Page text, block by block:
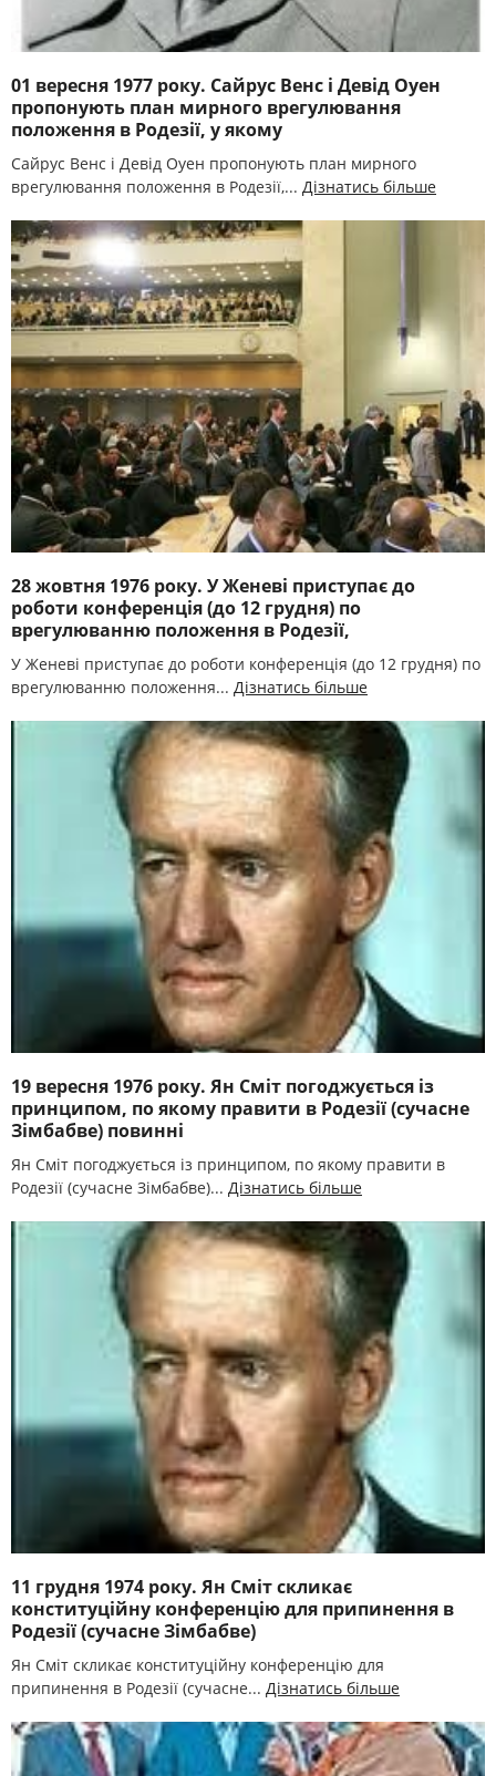
01 вересня 1977 року. Сайрус Венс і Девід Оуен
пропонують план мирного врегулювання
положення в Родезії, у якому
Сайрус Венс і Девід Оуен пропонують план мирного
врегулювання положення в Родезії,... Дізнатись більше
28 жовтня 1976 року. У Женеві приступає до
роботи конференція (до 12 грудня) по
врегулюванню положення в Родезії,
У Женеві приступає до роботи конференція (до 12 грудня) по
врегулюванню положення... Дізнатись більше
19 вересня 1976 року. Ян Сміт погоджується із
принципом, по якому правити в Родезії (сучасне
Зімбабве) повинні
Ян Сміт погоджується із принципом, по якому правити в
Родезії (сучасне Зімбабве)... Дізнатись більше
11 грудня 1974 року. Ян Сміт скликає
конституційну конференцію для припинення в
Родезії (сучасне Зімбабве)
Ян Сміт скликає конституційну конференцію для
припинення в Родезії (сучасне... Дізнатись більше